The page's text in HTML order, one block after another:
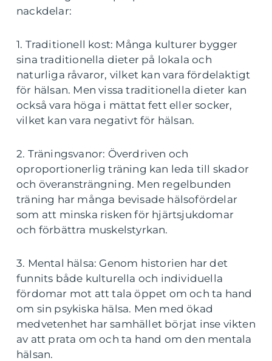
nackdelar:
1. Traditionell kost: Många kulturer bygger
sina traditionella dieter på lokala och
naturliga råvaror, vilket kan vara fördelaktigt
för hälsan. Men vissa traditionella dieter kan
också vara höga i mättat fett eller socker,
vilket kan vara negativt för hälsan.
2. Träningsvanor: Överdriven och
oproportionerlig träning kan leda till skador
och överansträngning. Men regelbunden
träning har många bevisade hälsofördelar
som att minska risken för hjärtsjukdomar
och förbättra muskelstyrkan.
3. Mental hälsa: Genom historien har det
funnits både kulturella och individuella
fördomar mot att tala öppet om och ta hand
om sin psykiska hälsa. Men med ökad
medvetenhet har samhället börjat inse vikten
av att prata om och ta hand om den mentala
hälsan.